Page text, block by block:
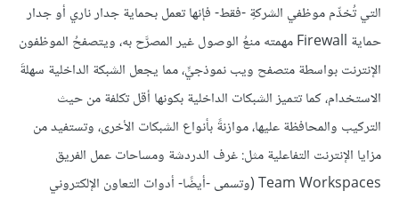
التي تُخدِّم موظفي الشركةِ -فقط- فإنها تعمل بحماية جدار ناري أو جدار
حماية Firewall مهمته منعُ الوصول غير المصرَّح به، ويتصفحُ الموظفون
الإنترنت بواسطة متصفح ويب نموذجيٍّ، مما يجعل الشبكة الداخلية سهلةَ
الاستخدام، كما تتميز الشبكات الداخلية بكونها أقل تكلفة من حيث
التركيب والمحافظة عليها، موازنةً بأنواع الشبكات الأخرى، وتستفيد من
مزايا الإنترنت التفاعلية مثل: غرف الدردشة ومساحات عمل الفريق
Team Workspaces (وتسمى -أيضًا- أدوات التعاون الإلكتروني